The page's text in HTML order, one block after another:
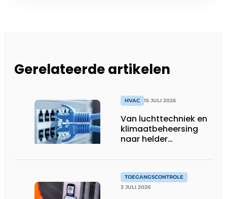
Gerelateerde artikelen
HVAC 15 JULI 2026
Van luchttechniek en
klimaatbeheersing
naar helder
TOEGANGSCONTROLE
3 JULI 2026